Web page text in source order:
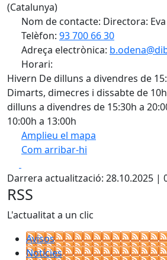
(Catalunya)
Nom de contacte: Directora:
Telèfon: 93 700 66 30
Adreça electrònica:
Horari:
Hivern De dilluns a divendres de
Dimarts, dimecres i dissabte de
dilluns a divendres de 15:30h a
10:00h a 13:00h
Amplieu el mapa
Com arribar-hi
+
−
Darrera actualització: 28.10.2025 |
RSS
L'actualitat a un clic
Avisos
Notícies